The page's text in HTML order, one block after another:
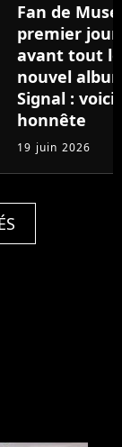
Fan de
premier
avant tout
nouvel
Signal : voici
honnête
19 juin 2026